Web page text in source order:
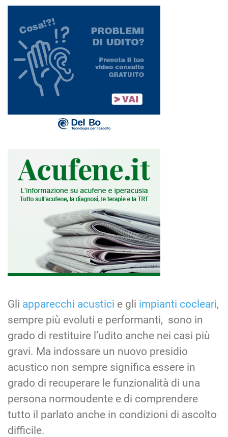
Gli apparecchi acustici e gli impianti cocleari,
sempre più evoluti e performanti, sono in
grado di restituire l’udito anche nei casi più
gravi. Ma indossare un nuovo presidio
acustico non sempre significa essere in
grado di recuperare le funzionalità di una
persona normoudente e di comprendere
tutto il parlato anche in condizioni di ascolto
difficile.